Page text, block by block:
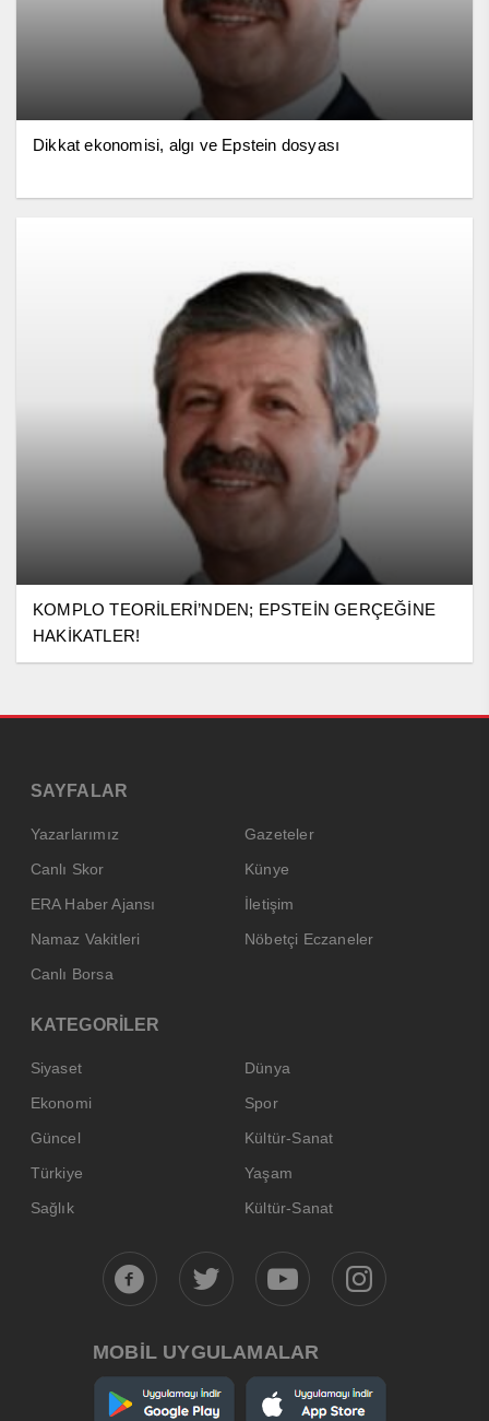
Dikkat ekonomisi, algı ve Epstein dosyası
KOMPLO TEORİLERİ’NDEN; EPSTEİN GERÇEĞİNE
HAKİKATLER!
SAYFALAR
Yazarlarımız
Gazeteler
Canlı Skor
Künye
ERA Haber Ajansı
İletişim
Namaz Vakitleri
Nöbetçi Eczaneler
Canlı Borsa
KATEGORİLER
Siyaset
Dünya
Ekonomi
Spor
Güncel
Kültür-Sanat
Türkiye
Yaşam
Sağlık
Kültür-Sanat
MOBİL UYGULAMALAR